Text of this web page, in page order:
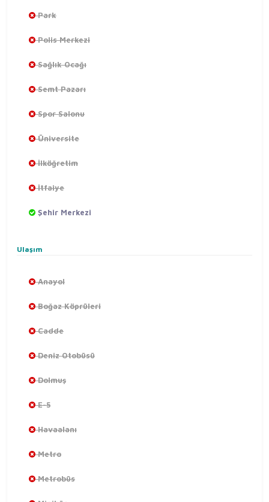
Park
Polis Merkezi
Sağlık Ocağı
Semt Pazarı
Spor Salonu
Üniversite
İlköğretim
İtfaiye
Şehir Merkezi
Ulaşım
Anayol
Boğaz Köprüleri
Cadde
Deniz Otobüsü
Dolmuş
E-5
Havaalanı
Metro
Metrobüs